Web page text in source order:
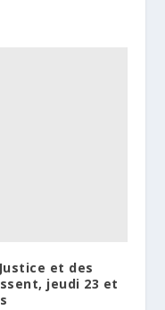
et des
jeudi 23 et